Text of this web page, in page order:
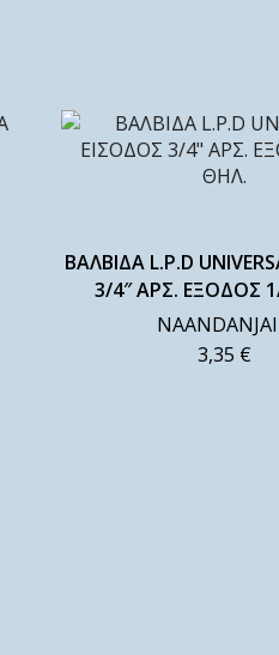
ΒΑΛΒΙΔΑ L.Ρ.D
3/4″ ΑΡΣ. ΕΞΟΔΟΣ
3,35 €